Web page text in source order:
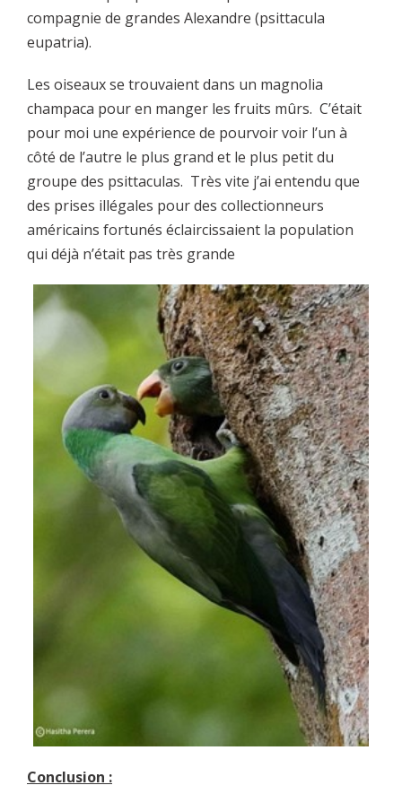
compagnie de grandes Alexandre (psittacula
eupatria).
Les oiseaux se trouvaient dans un magnolia
champaca pour en manger les fruits mûrs. C’était
pour moi une expérience de pourvoir voir l’un à
côté de l’autre le plus grand et le plus petit du
groupe des psittaculas. Très vite j’ai entendu que
des prises illégales pour des collectionneurs
américains fortunés éclaircissaient la population
qui déjà n’était pas très grande
Conclusion :